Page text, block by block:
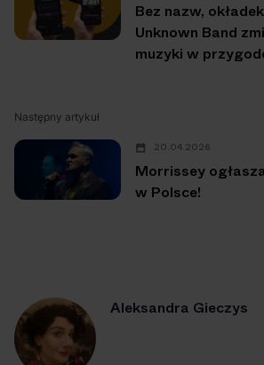
Bez nazw,
Unknown Band
muzyki w
Następny artykuł
20.04.2026
Morrissey
w Polsce!
Aleksandra Gieczys